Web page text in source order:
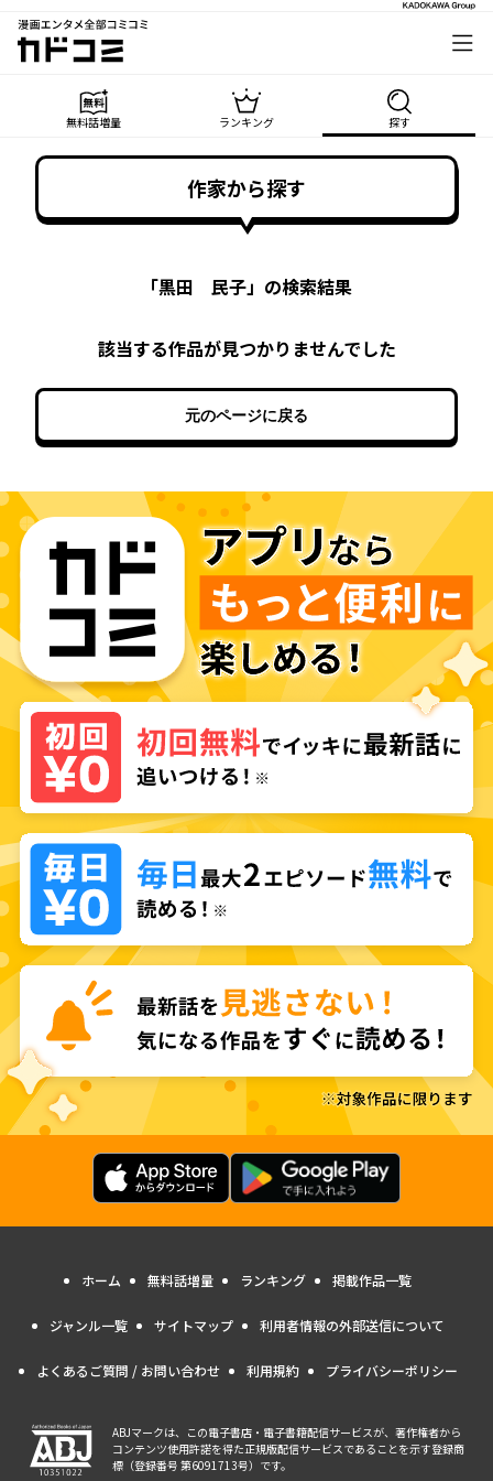
漫画エンタメ全部コミコミ
カドコミ
無料話増量 ランキング 探す
作家から探す
「黒田 民子」の検索結果
該当する作品が見つかりませんでした
元のページに戻る
ホーム 無料話増量 ランキング 掲載作品一覧
ジャンル一覧 サイトマップ 利用者情報の外部送信について
よくあるご質問 / お問い合わせ 利用規約 プライバシーポリシー
ABJマークは、この電子書店・電子書籍配信サービスが、著作権者から
コンテンツ使用許諾を得た正規版配信サービスであることを示す登録商
標（登録番号 第6091713号）です。